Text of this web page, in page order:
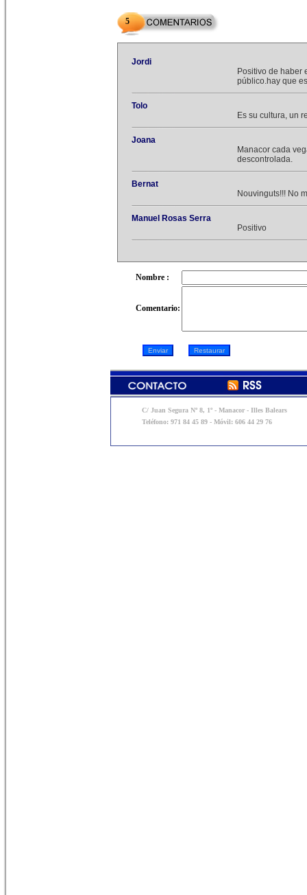
5
Jordi
Positivo de haber
público.hay que
Tolo
Es su cultura, un
Joana
Manacor cada
descontrolada.
Bernat
Nouvinguts!!! No
Manuel Rosas Serra
Positivo
Nombre :
Comentario:
C/ Juan Segura Nº 8, 1º - Manacor - Illes Balears
Teléfono: 971 84 45 89 - Móvil: 606 44 29 76